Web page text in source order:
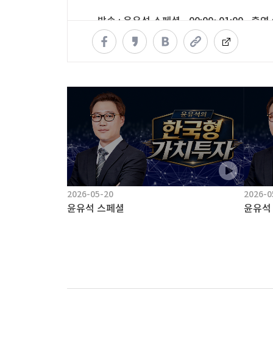
· 방송 : 윤유석 스페셜 , 00:00~01:00 · 출연
※ 영상 문의는webmaster@wowtv.co.kr
※ 안정적인 시청을 위해 HTML5가 지원되는
2026-05-20
윤유석 스페셜
2026-
윤유